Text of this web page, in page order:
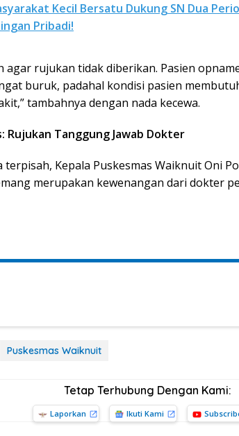
Kecil Bersatu Dukung SN Dua
Pribadi!
agar rujukan tidak diberikan. Pasien
buruk, padahal kondisi pasien
tambahnya dengan nada kecewa.
Rujukan Tanggung Jawab Dokter
terpisah, Kepala Puskesmas Waiknuit Oni
merupakan kewenangan dari dokter
Puskesmas Waiknuit
Tetap Terhubung Dengan Kami:
Laporkan Ikuti Kami